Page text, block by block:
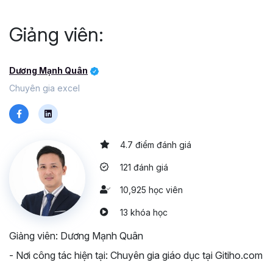
dễ dàng.
Giảng viên:
Dương Mạnh Quân
Chuyên gia excel
4.7 điểm đánh giá
121 đánh giá
10,925 học viên
13 khóa học
Giảng viên: Dương Mạnh Quân
- Nơi công tác hiện tại: Chuyên gia giáo dục tại Gitiho.com